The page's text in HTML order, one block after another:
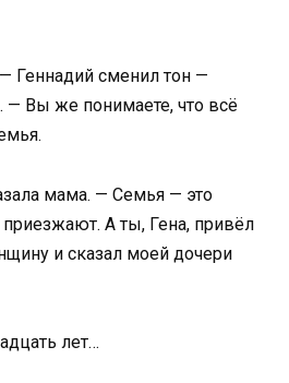
Геннадий сменил тон —
— Вы же понимаете, что всё
мама. — Семья — это
А ты, Гена, привёл
и сказал моей дочери
лет…